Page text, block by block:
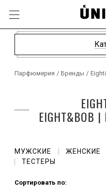
Парфюмерия / Бренды /
МУЖСКИЕ ЖЕНСКИЕ
ТЕСТЕРЫ
Сортировать по: